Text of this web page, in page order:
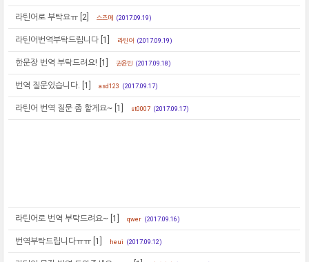
라틴어로 부탁요ㅠ [2] 스즈메 (2017.09.19)
라틴어번역부탁드립니다 [1] 라틴어 (2017.09.19)
한문장 번역 부탁드려요! [1] 권윤빈 (2017.09.18)
번역 질문있습니다. [1] asd123 (2017.09.17)
라틴어 번역 질문 좀 할게요~ [1] st0007 (2017.09.17)
라틴어로 번역 부탁드려요~ [1] qwer (2017.09.16)
번역부탁드립니다ㅠㅠ [1] heui (2017.09.12)